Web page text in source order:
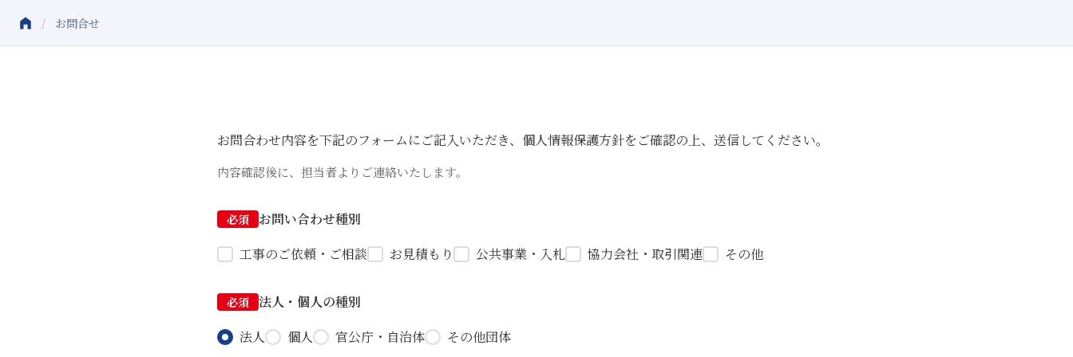
/ お問合せ
お問合わせ内容を下記のフォームにご記入いただき、個人情報保護方針をご確認の上、送信してください。
内容確認後に、担当者よりご連絡いたします。
必須 お問い合わせ種別
工事のご依頼・ご相談
お見積もり 公共事業・入札 協力会社・取引関連 その他
必須 法人・個人の種別
法人
個人 官公庁・自治体 その他団体